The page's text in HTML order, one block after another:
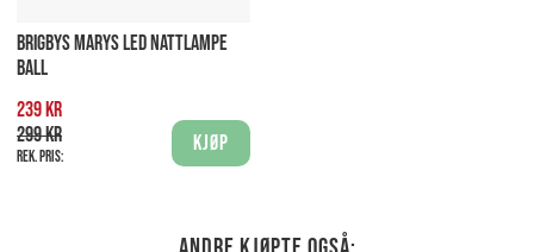
BRIGBYS MARYS LED NATTLAMPE
BALL
239 kr
299 kr
Rek. pris:
Kjøp